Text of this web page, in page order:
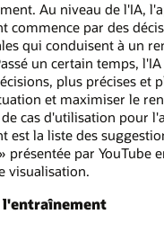
Au niveau de l'IA,
commence par des
qui conduisent à un
un certain temps,
plus précises et
et maximiser le
cas d'utilisation pour
est la liste des
présentée par YouTube
visualisation.
l'entraînement